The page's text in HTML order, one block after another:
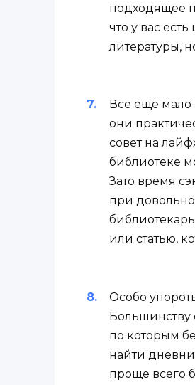
подходящее
что у вас
литературы,
Всё ещё мало
они
совет на
библиотеке
Зато время
при
или статью,
Особо
Большинству
по которым
найти
проще всего